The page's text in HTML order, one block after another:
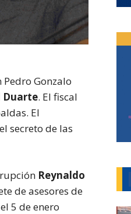
Gonzalo
Duarte. El fiscal
El
secreto de las
Reynaldo
de asesores de
5 de enero